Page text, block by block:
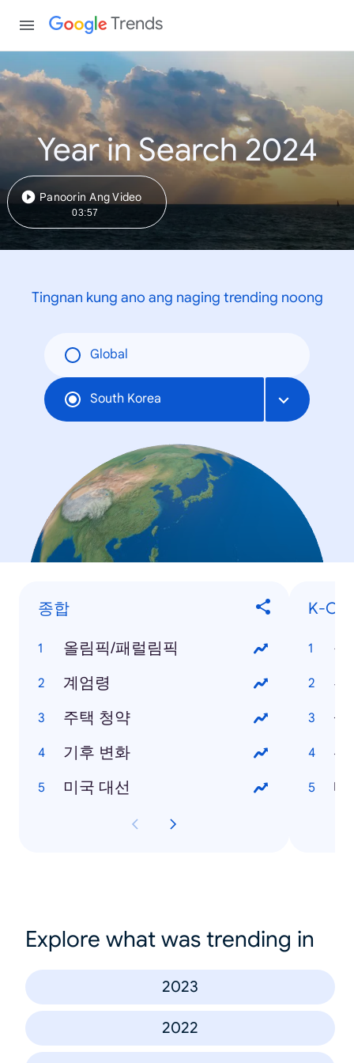
Trends
Year in Search 2024
Panoorin Ang Video
03:57
Tingnan kung ano ang naging trending noong
Global
South Korea
종합
올림픽/패럴림픽
계엄령
주택 청약
기후 변화
미국 대선
K-
눈
살
선
내
Explore what was trending in
2023
2022